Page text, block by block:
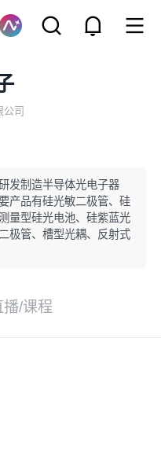
司
发制造半导体光电子器
产品有硅光敏二极管、硅
量型硅光电池、硅紫蓝光
极管、槽型光耦、反射式
播/课程